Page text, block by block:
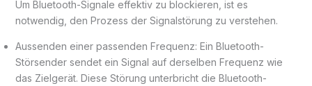
Um Bluetooth-Signale effektiv zu blockieren, ist es
notwendig, den Prozess der Signalstörung zu verstehen.
Aussenden einer passenden Frequenz: Ein Bluetooth-
Störsender sendet ein Signal auf derselben Frequenz wie
das Zielgerät. Diese Störung unterbricht die Bluetooth-